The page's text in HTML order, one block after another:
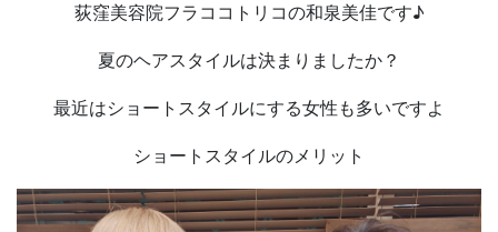
荻窪美容院フラココトリコの和泉美佳です♪
夏のヘアスタイルは決まりましたか？
最近はショートスタイルにする女性も多いですよ
ショートスタイルのメリット